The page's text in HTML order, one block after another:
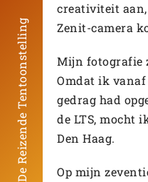
De Reizende Tentoonstelling
creativiteit
Zenit-camera
Mijn fotografie
Omdat ik vanaf
gedrag had
de LTS, mocht
Den Haag.
Op mijn